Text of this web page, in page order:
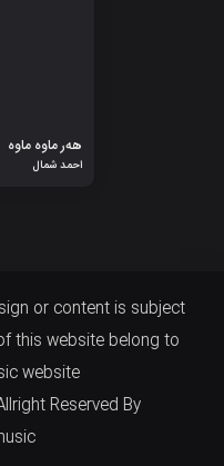
هەر ماوە ماوە
احمد شمال
or content is subject
this website belong to
website
Reserved By